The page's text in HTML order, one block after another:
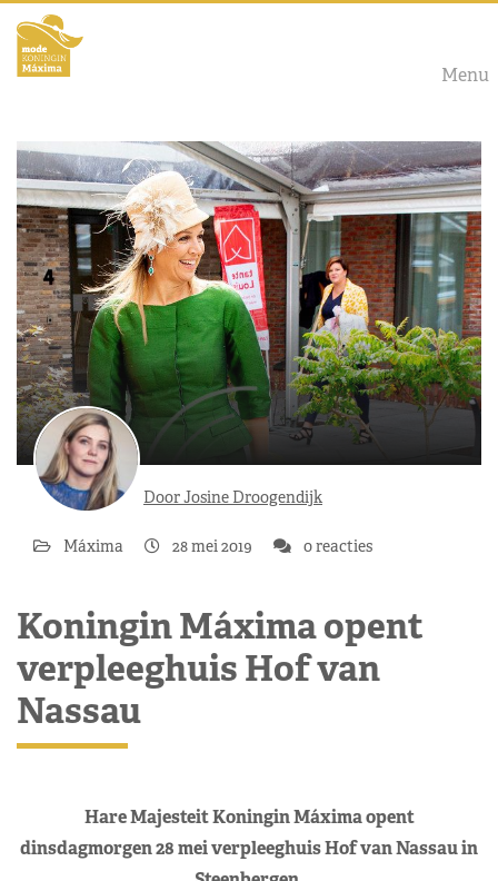
Menu
Door Josine Droogendijk
Máxima 28 mei 2019 0 reacties
Koningin Máxima opent
verpleeghuis Hof van
Nassau
Hare Majesteit Koningin Máxima opent
dinsdagmorgen 28 mei verpleeghuis Hof van Nassau in